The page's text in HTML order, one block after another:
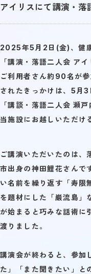
アイリスにて講演・落
2025年5月2日(金)、健
「講演・落語二人会 ア
ご利用者さん約90名が
されたきっかけは、5月
「講談・落語二人会 瀬
当施設にお越しいただけ
ご講演いただいたのは、
市出身の神田鯉花さんで
い名前を繰り返す「寿限
を題材にした「巌流島」
が始まると巧みな話術に
渡りました。
講演会が終わると、参加
た」「また聞きたい」と